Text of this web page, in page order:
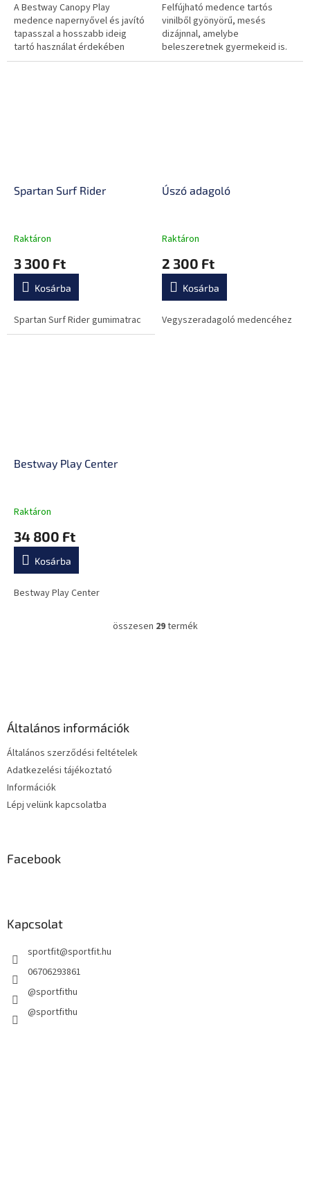
A Bestway Canopy Play
medence napernyővel és javító
tapasszal a hosszabb ideig
tartó használat érdekében
Felfújható medence tartós
vinilből gyönyörű, mesés
dizájnnal, amelybe
beleszeretnek gyermekeid is.
Spartan Surf Rider
Raktáron
3 300 Ft
Kosárba
Spartan Surf Rider gumimatrac
Úszó adagoló
Raktáron
2 300 Ft
Kosárba
Vegyszeradagoló medencéhez
Bestway Play Center
Raktáron
34 800 Ft
Kosárba
Bestway Play Center
L
összesen 29termék
Általános információk
Általános szerződési feltételek
Adatkezelési tájékoztató
Információk
Lépj velünk kapcsolatba
Facebook
Kapcsolat
sportfit@sportfit.hu
06706293861
@sportfithu
@sportfithu